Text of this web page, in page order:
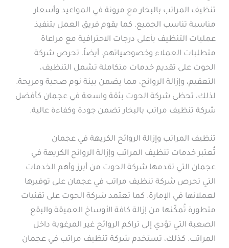
تنظيف المراتب بالبخار مع مرونة في المواعيد وأسعار
مناسبة تناسب الجميع. كما يقوم فريق العمل بتنفيذ
عمليات التنظيف بأعلى درجات الاحترافية مع مراعاة
متطلبات العملاء وخصوصياتهم. أيضاً، تحرص شركة
الحوت على تقديم خدمات متكاملة تشمل التنظيف،
التعقيم، وإزالة الروائح، مما يضمن بيئة نوم صحية ومريحة.
لذلك، تحظى شركة الحوت بثقة واسعة في عجمان كأفضل
شركة تنظيف مراتب بالبخار تضمن جودة وكفاءة عالية.
تنظيف المراتب وإزالة الروائح الكريهة في عجمان
تُعتبر خدمات تنظيف المراتب وإزالة الروائح الكريهة في
عجمان التي تقدمها شركة الحوت من أبرز وأهم الخدمات
التي تحرص شركة تنظيف مراتب في عجمان على توفيرها
لعملائها في الإمارة. كما تعتمد شركة الحوت على تقنيات
متطورة تُمكّنها من إزالة كافة الأوساخ العميقة والبقع
الصعبة التي تؤدي إلى تراكم الروائح غير المرغوبة داخل
المراتب. كذلك، تستخدم شركة تنظيف مراتب في عجمان